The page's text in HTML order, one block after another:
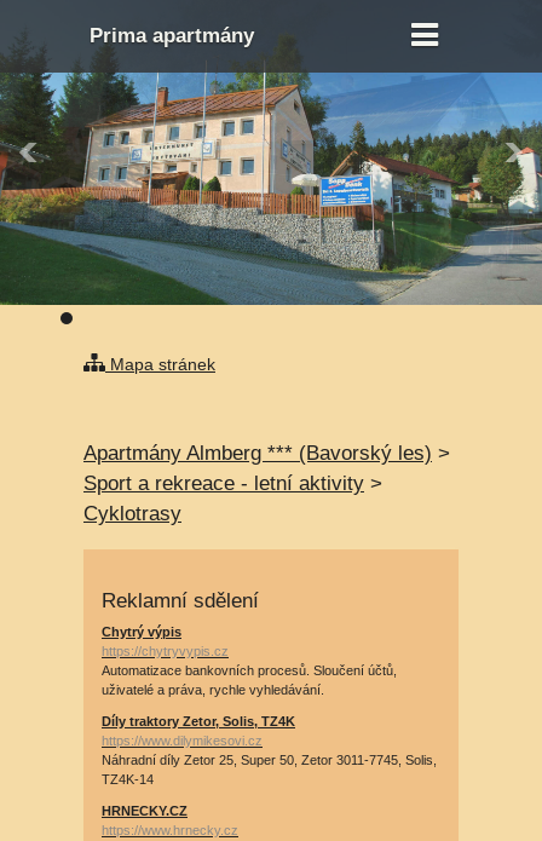
Prima apartmány
Mapa stránek
Apartmány Almberg *** (Bavorský les) >
Sport a rekreace - letní aktivity >
Cyklotrasy
Reklamní sdělení
Chytrý výpis
https://chytryvypis.cz
Automatizace bankovních procesů. Sloučení účtů,
uživatelé a práva, rychle vyhledávání.
Díly traktory Zetor, Solis, TZ4K
https://www.dilymikesovi.cz
Náhradní díly Zetor 25, Super 50, Zetor 3011-7745, Solis,
TZ4K-14
HRNECKY.CZ
https://www.hrnecky.cz